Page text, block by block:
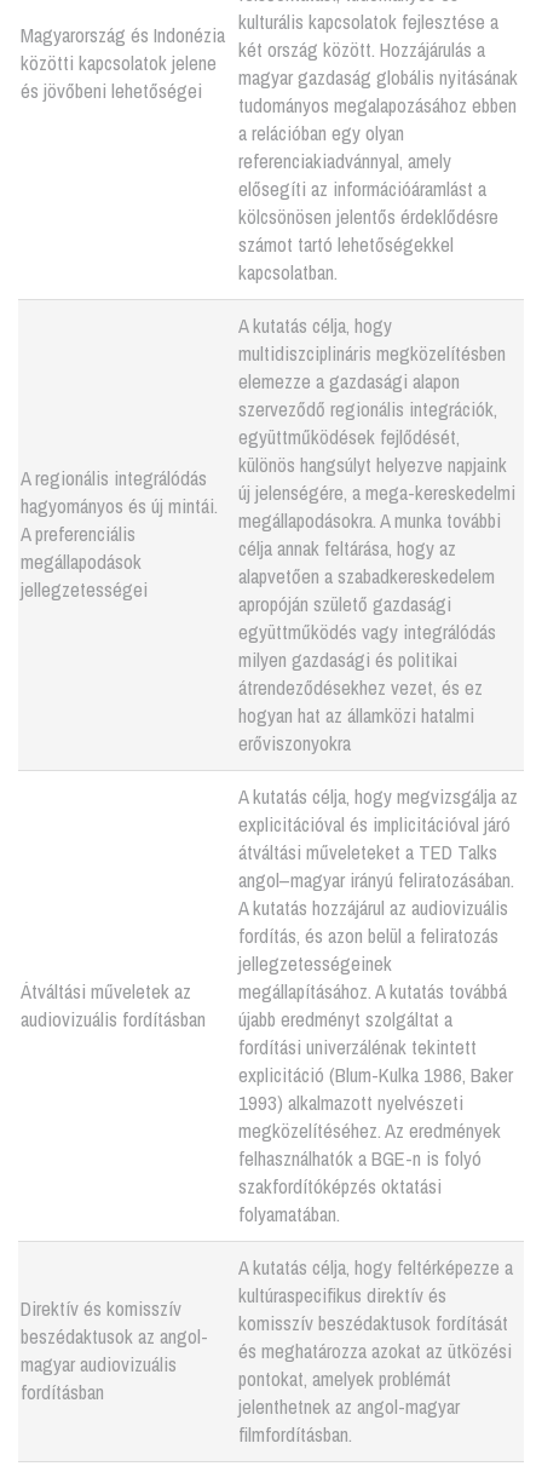
Magyarország és Indonézia
közötti kapcsolatok jelene
és jövőbeni lehetőségei
kulturális kapcsolatok fejlesztése a
két ország között. Hozzájárulás a
magyar gazdaság globális nyitásának
tudományos megalapozásához ebben
a relációban egy olyan
referenciakiadvánnyal, amely
elősegíti az információáramlást a
kölcsönösen jelentős érdeklődésre
számot tartó lehetőségekkel
kapcsolatban.
A regionális integrálódás
hagyományos és új mintái.
A preferenciális
megállapodások
jellegzetességei
A kutatás célja, hogy
multidiszciplináris megközelítésben
elemezze a gazdasági alapon
szerveződő regionális integrációk,
együttműködések fejlődését,
különös hangsúlyt helyezve napjaink
új jelenségére, a mega-kereskedelmi
megállapodásokra. A munka további
célja annak feltárása, hogy az
alapvetően a szabadkereskedelem
apropóján születő gazdasági
együttműködés vagy integrálódás
milyen gazdasági és politikai
átrendeződésekhez vezet, és ez
hogyan hat az államközi hatalmi
erőviszonyokra
Átváltási műveletek az
audiovizuális fordításban
A kutatás célja, hogy megvizsgálja az
explicitációval és implicitációval járó
átváltási műveleteket a TED Talks
angol–magyar irányú feliratozásában.
A kutatás hozzájárul az audiovizuális
fordítás, és azon belül a feliratozás
jellegzetességeinek
megállapításához. A kutatás továbbá
újabb eredményt szolgáltat a
fordítási univerzálénak tekintett
explicitáció (Blum-Kulka 1986, Baker
1993) alkalmazott nyelvészeti
megközelítéséhez. Az eredmények
felhasználhatók a BGE-n is folyó
szakfordítóképzés oktatási
folyamatában.
Direktív és komisszív
beszédaktusok az angol-
magyar audiovizuális
fordításban
A kutatás célja, hogy feltérképezze a
kultúraspecifikus direktív és
komisszív beszédaktusok fordítását
és meghatározza azokat az ütközési
pontokat, amelyek problémát
jelenthetnek az angol-magyar
filmfordításban.